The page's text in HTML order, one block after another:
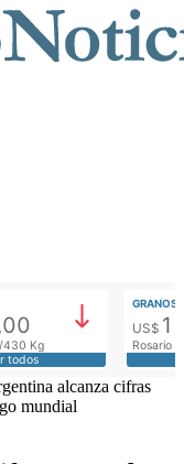
430 Kg
todos
GRANOS
US$
Rosario
alcanza cifras
mundial